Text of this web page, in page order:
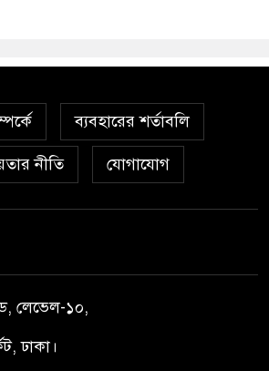
ব্যবহারের শর্তাবলি
নীতি যোগাযোগ
লেভেল-১০,
ঢাকা।